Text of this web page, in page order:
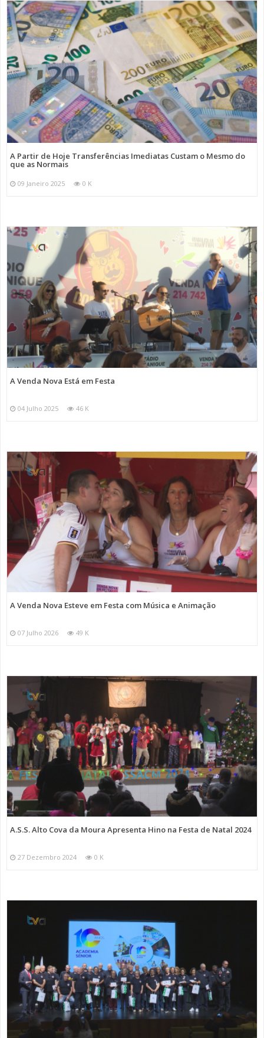
A Partir de Hoje Transferências Imediatas Custam o Mesmo do
que as Normais
09 Janeiro 2025 0 K
A Venda Nova Está em Festa
04 Julho 2025 46 K
A Venda Nova Esteve em Festa com Música e Animação
07 Julho 2026 49 K
A.S.S. Alto Cova da Moura Apresenta Hino na Festa de Natal 2024
27 Dezembro 2024 0 K